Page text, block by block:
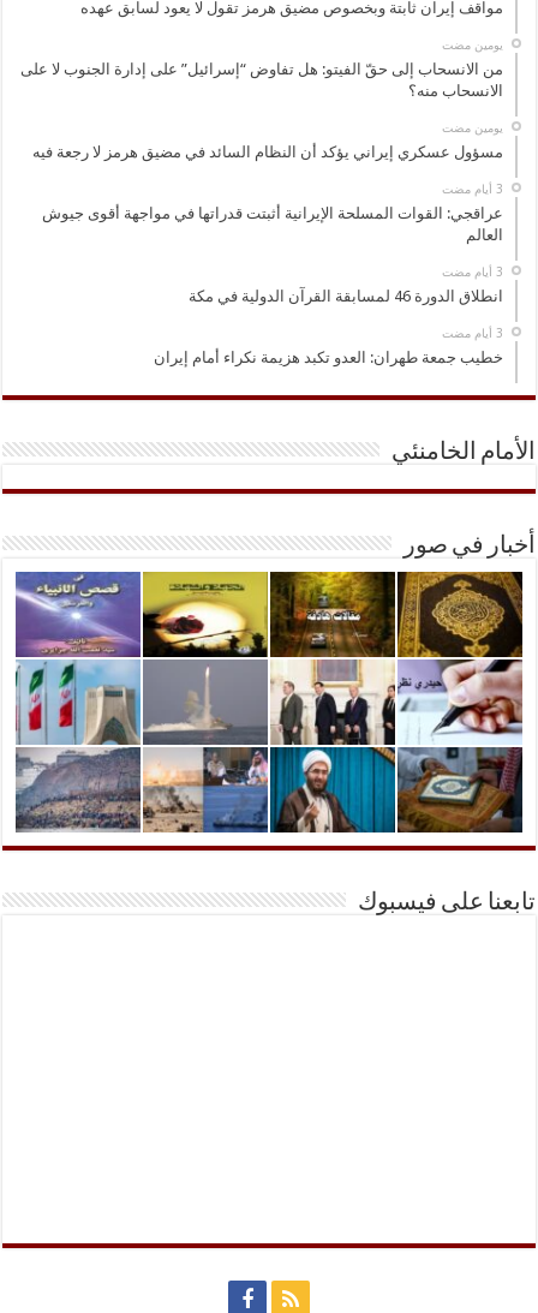
مواقف إيران ثابتة وبخصوص مضيق هرمز تقول لا يعود لسابق عهده
‏يومين مضت
من الانسحاب إلى حقّ الفيتو: هل تفاوض “إسرائيل” على إدارة الجنوب لا على
الانسحاب منه؟
‏يومين مضت
مسؤول عسكري إيراني يؤكد أن النظام السائد في مضيق هرمز لا رجعة فيه
عراقجي: القوات المسلحة الإيرانية أثبتت قدراتها في مواجهة أقوى جيوش
العالم
انطلاق الدورة 46 لمسابقة القرآن الدولية في مكة
خطيب جمعة طهران: العدو تكبد هزيمة نكراء أمام إيران
الأمام الخامنئي
أخبار في صور
تابعنا على فيسبوك